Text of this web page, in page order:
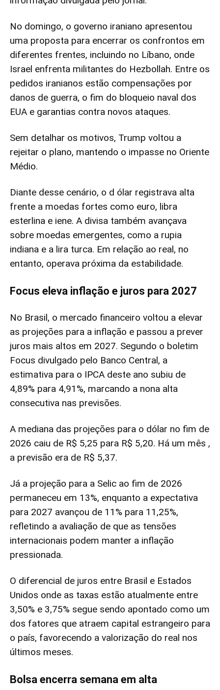
No domingo, o governo iraniano apresentou
uma proposta para encerrar os confrontos em
diferentes frentes, incluindo no Líbano, onde
Israel enfrenta militantes do Hezbollah. Entre os
pedidos iranianos estão compensações por
danos de guerra, o fim do bloqueio naval dos
EUA e garantias contra novos ataques.
Sem detalhar os motivos, Trump voltou a
rejeitar o plano, mantendo o impasse no Oriente
Médio.
Diante desse cenário, o d ólar registrava alta
frente a moedas fortes como euro, libra
esterlina e iene. A divisa também avançava
sobre moedas emergentes, como a rupia
indiana e a lira turca. Em relação ao real, no
entanto, operava próxima da estabilidade.
Focus eleva inflação e juros para 2027
No Brasil, o mercado financeiro voltou a elevar
as projeções para a inflação e passou a prever
juros mais altos em 2027. Segundo o boletim
Focus divulgado pelo Banco Central, a
estimativa para o IPCA deste ano subiu de
4,89% para 4,91%, marcando a nona alta
consecutiva nas previsões.
A mediana das projeções para o dólar no fim de
2026 caiu de R$ 5,25 para R$ 5,20. Há um mês ,
a previsão era de R$ 5,37.
Já a projeção para a Selic ao fim de 2026
permaneceu em 13%, enquanto a expectativa
para 2027 avançou de 11% para 11,25%,
refletindo a avaliação de que as tensões
internacionais podem manter a inflação
pressionada.
O diferencial de juros entre Brasil e Estados
Unidos onde as taxas estão atualmente entre
3,50% e 3,75% segue sendo apontado como um
dos fatores que atraem capital estrangeiro para
o país, favorecendo a valorização do real nos
últimos meses.
Bolsa encerra semana em alta